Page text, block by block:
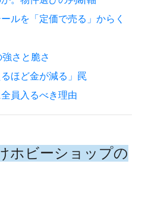
ルを「定価で売る」からく
さと脆さ
ほど金が減る」罠
員入るべき理由
ホビーショップの